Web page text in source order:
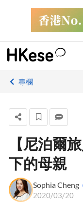
專欄
【尼泊爾
下的母親
Sophia Cheng
2020/03/20